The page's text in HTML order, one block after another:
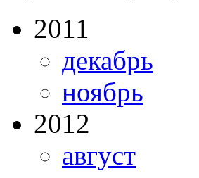
2011
декабрь
ноябрь
2012
август